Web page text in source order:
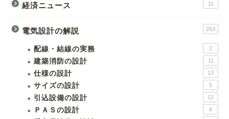
経済ニュース 11
電気設計の解説 263
配線・結線の実務 2
建築消防の設計 11
仕様の設計 13
サイズの設計 5
引込設備の設計 12
ＰＡＳの設計 6